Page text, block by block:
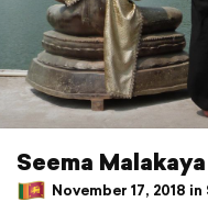
Seema
November 17, 2018 in